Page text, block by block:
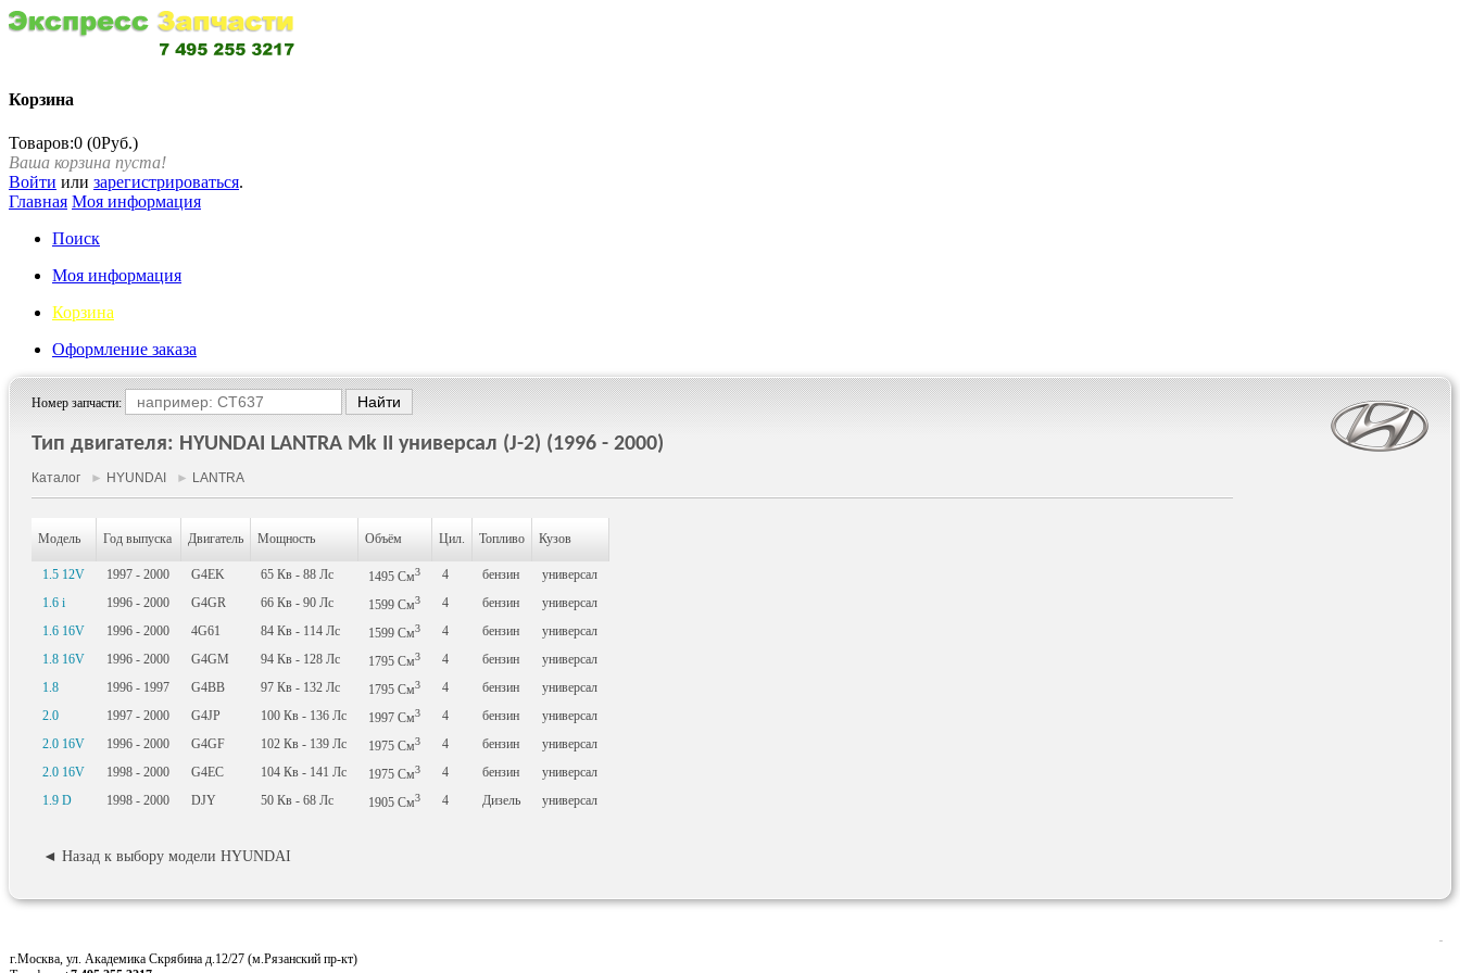
Корзина
Товаров:0 (0Руб.)
Ваша корзина пуста!
Войти или зарегистрироваться.
Главная Моя информация
Поиск
Моя информация
Корзина
Оформление заказа
Номер запчасти:
Тип двигателя: HYUNDAI LANTRA Mk II универсал (J-2) (1996 - 2000)
Каталог ► HYUNDAI ► LANTRA
Модель Год выпуска Двигатель Мощность Объём Цил. Топливо Кузов
1.5 12V 1997 - 2000 G4EK 65 Кв - 88 Лс 1495 См3 4 бензин
универсал
1.6 i
1996 - 2000 G4GR 66 Кв - 90 Лс 1599 См3 4 бензин
универсал
1.6 16V
1996 - 2000 4G61 84 Кв - 114 Лс 1599 См3 4 бензин
универсал
1.8 16V
1996 - 2000 G4GM 94 Кв - 128 Лс 1795 См3 4 бензин
универсал
1.8
1996 - 1997 G4BB 97 Кв - 132 Лс 1795 См3 4 бензин
универсал
2.0
1997 - 2000 G4JP 100 Кв - 136 Лс 1997 См3 4 бензин
универсал
2.0 16V
1996 - 2000 G4GF 102 Кв - 139 Лс 1975 См3 4 бензин
универсал
2.0 16V
1998 - 2000 G4EC 104 Кв - 141 Лс 1975 См3 4 бензин
универсал
1.9 D
1998 - 2000 DJY 50 Кв - 68 Лс 1905 См3 4 Дизель универсал
◄ Назад к выбору модели HYUNDAI
г.Москва, ул. Академика Скрябина д.12/27 (м.Рязанский пр-кт)